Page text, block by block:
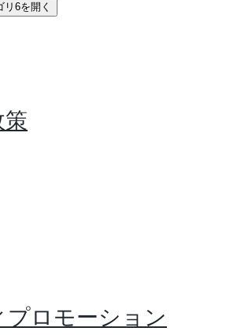
リ6を開く
策
プロモーション